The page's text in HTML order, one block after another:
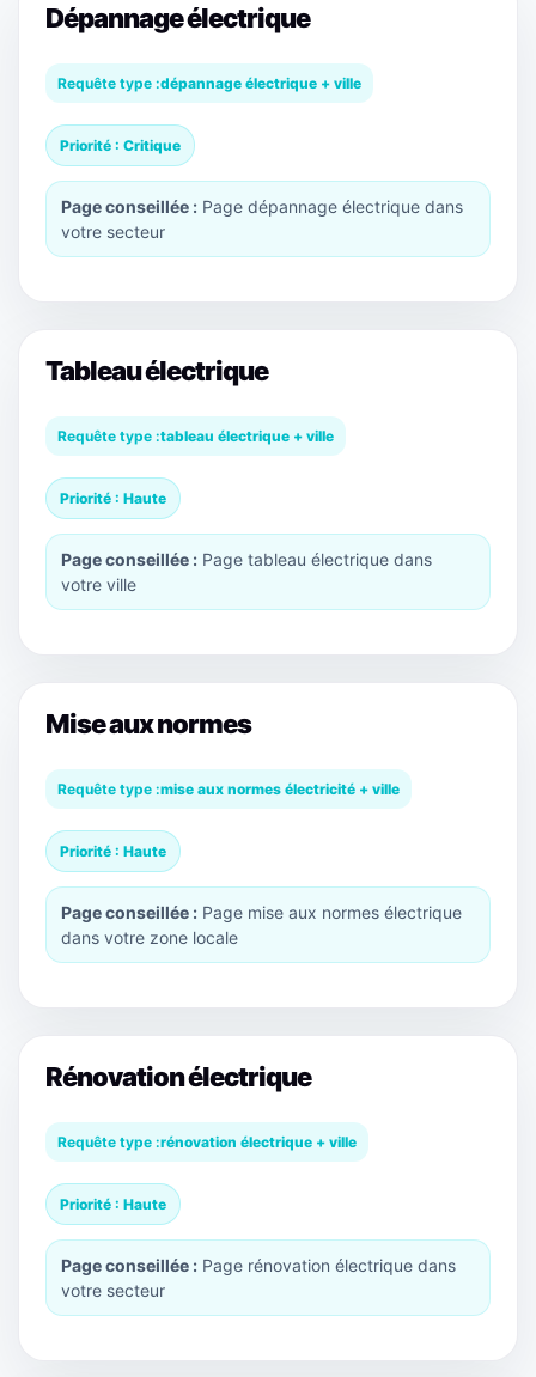
Dépannage électrique
Requête type :dépannage électrique + ville
Priorité : Critique
Page conseillée : Page dépannage électrique dans
votre secteur
Tableau électrique
Requête type :tableau électrique + ville
Priorité : Haute
Page conseillée : Page tableau électrique dans
votre ville
Mise aux normes
Requête type :mise aux normes électricité + ville
Priorité : Haute
Page conseillée : Page mise aux normes électrique
dans votre zone locale
Rénovation électrique
Requête type :rénovation électrique + ville
Priorité : Haute
Page conseillée : Page rénovation électrique dans
votre secteur